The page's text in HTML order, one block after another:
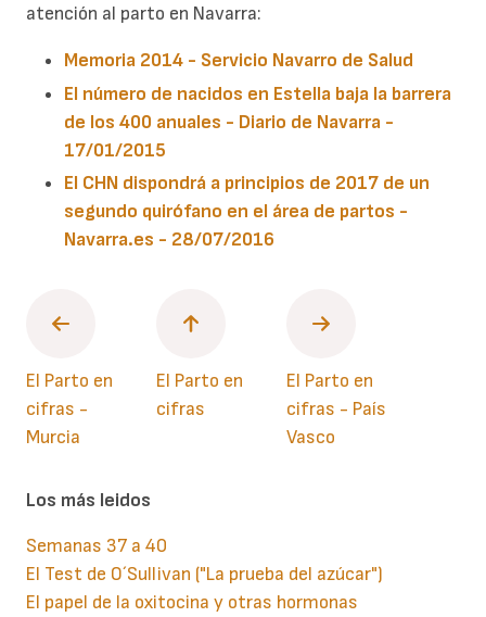
atención al parto en Navarra:
Memoria 2014 - Servicio Navarro de Salud
El número de nacidos en Estella baja la barrera
de los 400 anuales - Diario de Navarra -
17/01/2015
El CHN dispondrá a principios de 2017 de un
segundo quirófano en el área de partos -
Navarra.es - 28/07/2016
El Parto en
cifras -
Murcia
El Parto en
cifras
El Parto en
cifras - País
Vasco
Los más leidos
Semanas 37 a 40
El Test de O´Sullivan ("La prueba del azúcar")
El papel de la oxitocina y otras hormonas